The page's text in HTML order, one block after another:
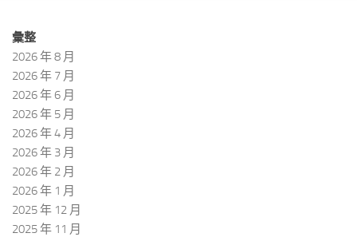
彙整
2026 年 8 月
2026 年 7 月
2026 年 6 月
2026 年 5 月
2026 年 4 月
2026 年 3 月
2026 年 2 月
2026 年 1 月
2025 年 12 月
2025 年 11 月